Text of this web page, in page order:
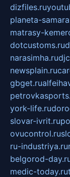
dizfiles.ru
planeta-
matrasy-
dotcustoms.ru
narasimha.ru
newsplain.ru
gbget.ru
york-life.ru
slovar-ivrit.ru
ovucontrol.ru
ru-industriya.ru
belgorod-
medic-today.ru